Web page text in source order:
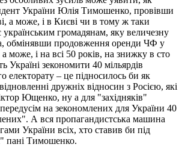
України Юлія Тимошенко, провівши
а може, і в Києві чи в тому ж таки
українським громадянам, яку величезну
обмінявши продовження оренди ЧФ у
може, і на всі 50 років, на знижку в сто
Україні зекономити 40 мільярдів
електорату – це підносилось би як
дружніх відносин з Росією, які
Ющенко, ну а для "західняків"
на зекономлених для України 40
А вся пропагандистська машина
України всіх, хто ставив би під
пані Тимошенко.